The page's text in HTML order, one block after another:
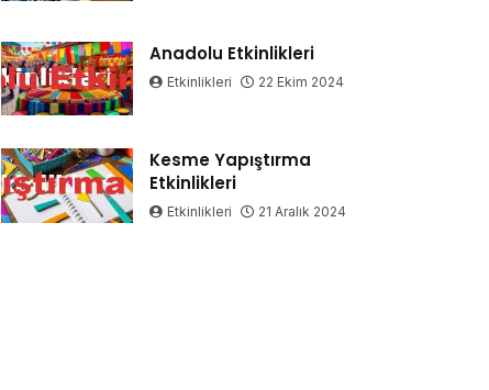
Anadolu Etkinlikleri
Etkinlikleri 22 Ekim 2024
Kesme Yapıştırma
Etkinlikleri
Etkinlikleri 21 Aralık 2024